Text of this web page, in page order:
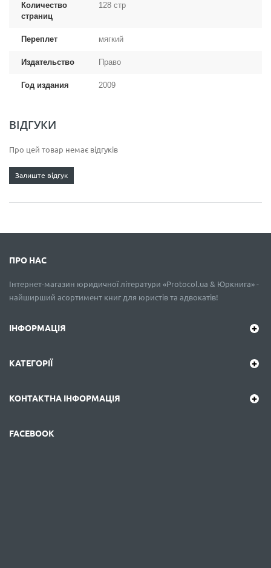
Количество
страниц
128 стр
Переплет мягкий
Издательство Право
Год издания 2009
ВІДГУКИ
Про цей товар немає відгуків
Залиште відгук
ПРО НАС
Інтернет-магазин юридичної літератури «Protocol.ua & Юркнига» -
найширший асортимент книг для юристів та адвокатів!
ІНФОРМАЦІЯ
КАТЕГОРІЇ
КОНТАКТНА ІНФОРМАЦІЯ
FACEBOOK